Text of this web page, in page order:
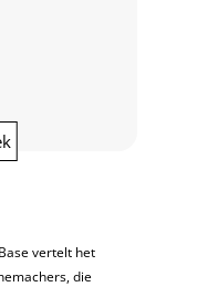
vertelt het
die